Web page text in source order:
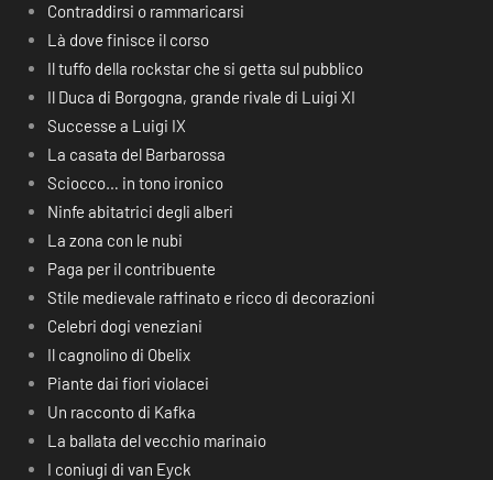
Contraddirsi o rammaricarsi
Là dove finisce il corso
Il tuffo della rockstar che si getta sul pubblico
Il Duca di Borgogna, grande rivale di Luigi XI
Successe a Luigi IX
La casata del Barbarossa
Sciocco… in tono ironico
Ninfe abitatrici degli alberi
La zona con le nubi
Paga per il contribuente
Stile medievale raffinato e ricco di decorazioni
Celebri dogi veneziani
Il cagnolino di Obelix
Piante dai fiori violacei
Un racconto di Kafka
La ballata del vecchio marinaio
I coniugi di van Eyck